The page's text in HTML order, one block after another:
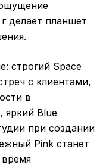
делает планшет
строгий Space
с клиентами,
в
яркий Blue
при создании
Pink станет